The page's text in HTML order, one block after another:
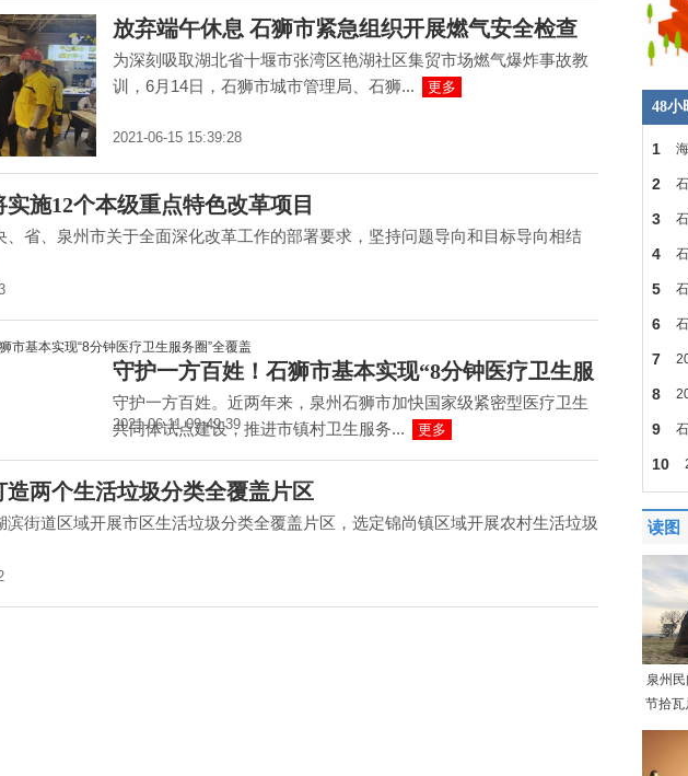
放弃端午休息 石狮市紧急组织开展燃气安全检查
为深刻吸取湖北省十堰市张湾区艳湖社区集贸市场燃气爆炸事故教
训，6月14日，石狮市城市管理局、石狮...
更多
2021-06-15 15:39:28
施12个本级重点特色改革项目
、省、泉州市关于全面深化改革工作的部署要求，坚持问题导向和目标导向相结
守护一方百姓！石狮市基本实现“8分钟医疗卫生服
守护一方百姓。近两年来，泉州石狮市加快国家级紧密型医疗卫生
共同体试点建设，推进市镇村卫生服务...
更多
2021-06-11 09:49:39
造两个生活垃圾分类全覆盖片区
滨街道区域开展市区生活垃圾分类全覆盖片区，选定锦尚镇区域开展农村生活垃圾
48小
1
2
3
4
5
币6
7
8
9
10
纺
读图
泉州
节拾瓦